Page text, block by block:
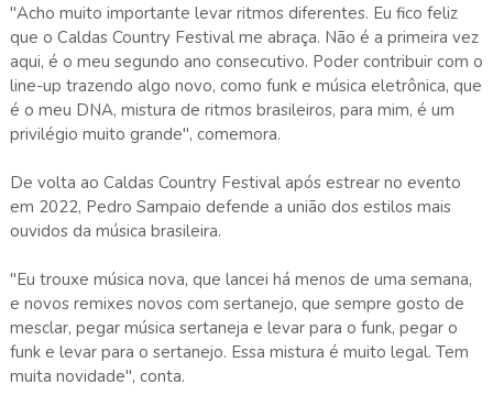
"Acho muito importante levar ritmos diferentes. Eu fico feliz
que o Caldas Country Festival me abraça. Não é a primeira vez
aqui, é o meu segundo ano consecutivo. Poder contribuir com o
line-up trazendo algo novo, como funk e música eletrônica, que
é o meu DNA, mistura de ritmos brasileiros, para mim, é um
privilégio muito grande", comemora.
De volta ao Caldas Country Festival após estrear no evento
em 2022, Pedro Sampaio defende a união dos estilos mais
ouvidos da música brasileira.
"Eu trouxe música nova, que lancei há menos de uma semana,
e novos remixes novos com sertanejo, que sempre gosto de
mesclar, pegar música sertaneja e levar para o funk, pegar o
funk e levar para o sertanejo. Essa mistura é muito legal. Tem
muita novidade", conta.